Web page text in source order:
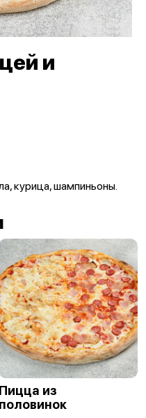
и
курица, шампиньоны.
Пицца из
половинок